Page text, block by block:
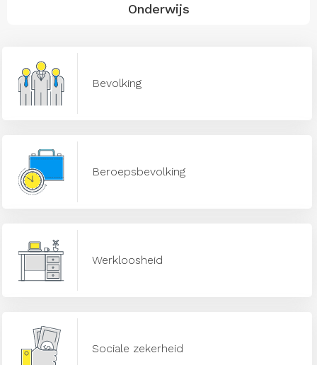
Onderwijs
Bevolking
Beroepsbevolking
Werkloosheid
Sociale zekerheid